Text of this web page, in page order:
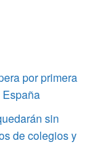
por primera
sin
de colegios y